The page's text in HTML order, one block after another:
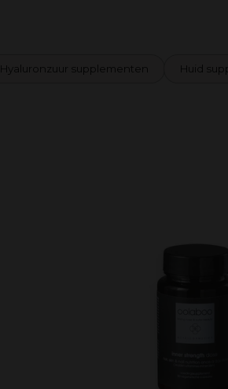
Hyaluronzuur supplementen Huid